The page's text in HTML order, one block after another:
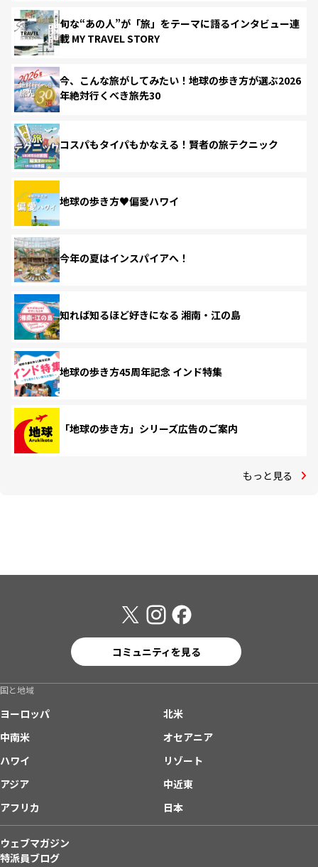
旬な“あの人”が「旅」をテーマに語るインタビュー連
載 MY TRAVEL STORY
今、こんな旅がしてみたい！地球の歩き方が選ぶ2026
年絶対行くべき旅先30
コスパもタイパもかなえる！賢者の旅テクニック
地球の歩き方♥偏愛ハワイ
今年の夏はインスパイアへ！
知れば知るほど好きになる 湘南・江の島
地球の歩き方45周年記念 インド特集
「地球の歩き方」シリーズ広告のご案内
もっと見る
コミュニティを見る
国と地域
ヨーロッパ
北米
中南米
オセアニア
ハワイ
リゾート
アジア
中近東
アフリカ
日本
ウェブマガジン
特派員ブログ